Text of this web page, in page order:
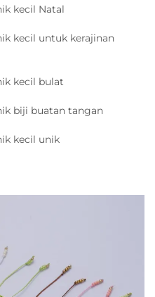
kecil Natal
kecil untuk kerajinan
kecil bulat
biji buatan tangan
kecil unik